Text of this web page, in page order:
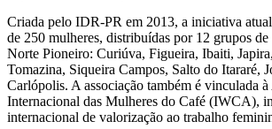
Criada pelo IDR-PR em 2013, a iniciativa
de 250 mulheres, distribuídas por 12 grupos
Norte Pioneiro: Curiúva, Figueira, Ibaiti,
Tomazina, Siqueira Campos, Salto do Itararé,
Carlópolis. A associação também é vinculada
Internacional das Mulheres do Café (IWCA),
internacional de valorização ao trabalho